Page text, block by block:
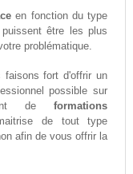
en fonction du type
être les plus
problématique.
faisons fort d'offrir un
possible sur
deformations
de tout type
afin de vous offrir la